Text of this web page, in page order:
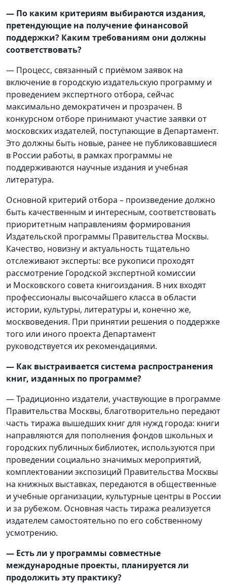
— По каким критериям выбираются издания,
претендующие на получение финансовой
поддержки? Каким требованиям они должны
соответствовать?
— Процесс, связанный с приёмом заявок на
включение в городскую издательскую программу и
проведением экспертного отбора, сейчас
максимально демократичен и прозрачен. В
конкурсном отборе принимают участие заявки от
московских издателей, поступающие в Департамент.
Это должны быть новые, ранее не публиковавшиеся
в России работы, в рамках программы не
поддерживаются научные издания и учебная
литература.
Основной критерий отбора – произведение должно
быть качественным и интересным, соответствовать
приоритетным направлениям формирования
Издательской программы Правительства Москвы.
Качество, новизну и актуальность тщательно
отслеживают эксперты: все рукописи проходят
рассмотрение Городской экспертной комиссии
и Московского совета книгоиздания. В них входят
профессионалы высочайшего класса в области
истории, культуры, литературы и, конечно же,
москвоведения. При принятии решения о поддержке
того или иного проекта Департамент
руководствуется их рекомендациями.
— Как выстраивается система распространения
книг, изданных по программе?
— Традиционно издатели, участвующие в программе
Правительства Москвы, благотворительно передают
часть тиража вышедших книг для нужд города: книги
направляются для пополнения фондов школьных и
городских публичных библиотек, используются при
проведении социально значимых мероприятий,
комплектовании экспозиций Правительства Москвы
на книжных выставках, передаются в общественные
и учебные организации, культурные центры в России
и за рубежом. Основная часть тиража реализуется
издателем самостоятельно по его собственному
усмотрению.
— Есть ли у программы совместные
международные проекты, планируется ли
продолжить эту практику?